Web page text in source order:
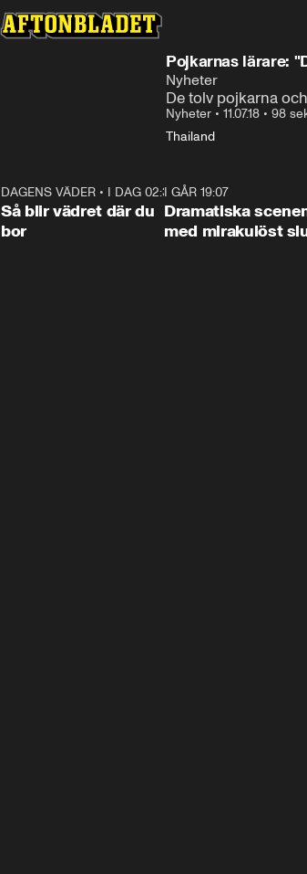
Pojkarnas lärare:
Nyheter
De tolv pojkarna
Nyheter • 11.07.18 • 98
Thailand
1:06
DAGENS VÄDER • I DAG 02:30
Så blir vädret där du
bor
I GÅR 19:07
Dramatiska
med mirakulöst